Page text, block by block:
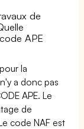
de
APE
la
a donc pas
APE. Le
de
code NAF est